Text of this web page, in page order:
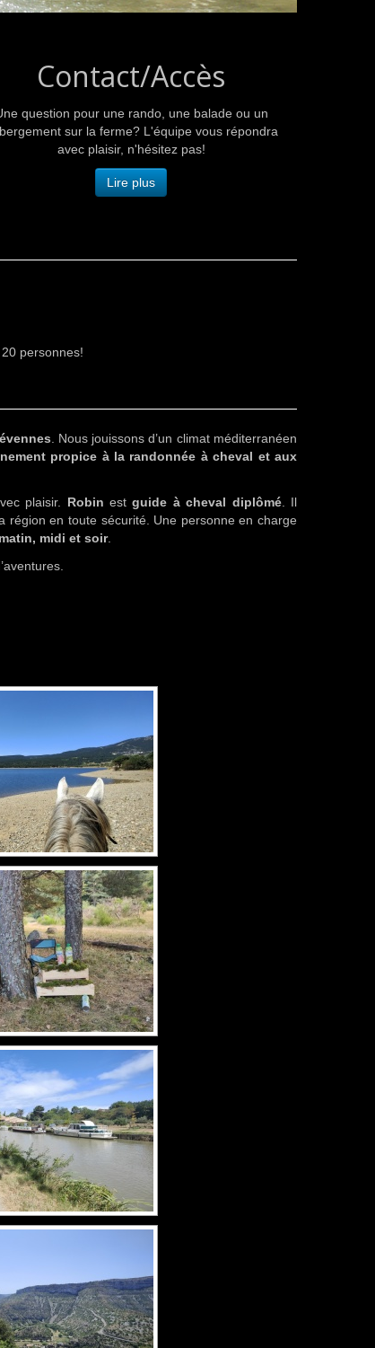
Contact/Accès
question pour une rando, une balade ou un
sur la ferme? L'équipe vous répondra
avec plaisir, n'hésitez pas!
Lire plus
personnes!
. Nous jouissons d’un climat méditerranéen
propice à la randonnée à cheval et aux
plaisir. Robin estguide à cheval diplômé. Il
région en toute sécurité. Une personne en charge
midi et soir.